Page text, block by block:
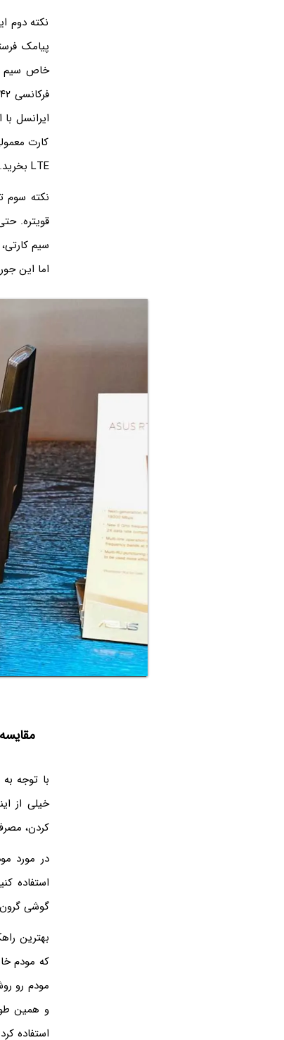
نکته دوم
پیامک
خاص سیم
LTE بخرید.
نکته سوم
قویتره.
سیم
اما این
با توجه
خیلی از
کردن،
در مورد
گوشی
بهترین
و همین
استفاده